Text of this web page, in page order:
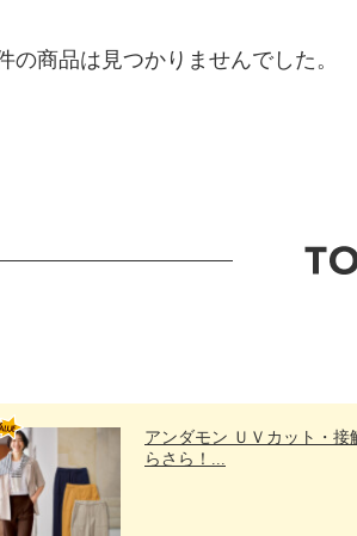
の商品は見つかりませんでした。
アンダモン ＵＶカット・接
らさら！...